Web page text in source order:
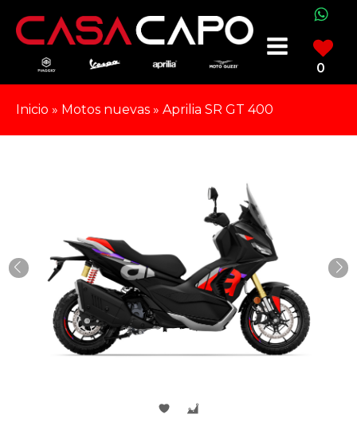
0
Inicio » Motos nuevas » Aprilia SR GT 400